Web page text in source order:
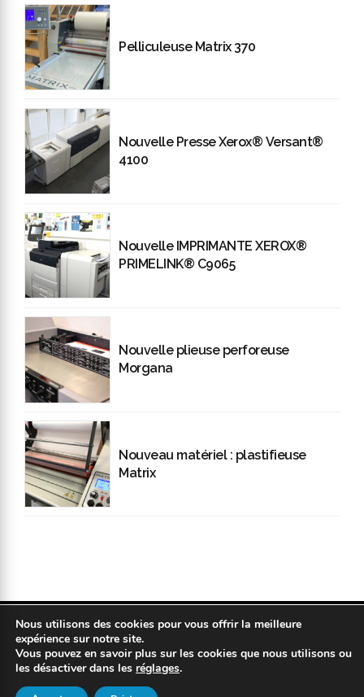
Pelliculeuse Matrix 370
Nouvelle Presse Xerox® Versant®
4100
Nouvelle IMPRIMANTE XEROX®
PRIMELINK® C9065
Nouvelle plieuse perforeuse
Morgana
Nouveau matériel : plastifieuse
Matrix
Copyright 2019 © COPYPLAN. Tous droits réservés |Mentions légales
|Politique de confidentialité
Nous utilisons des cookies pour vous offrir la meilleure
expérience sur notre site.
Vous pouvez en savoir plus sur les cookies que nous utilisons ou
les désactiver dans les réglages.